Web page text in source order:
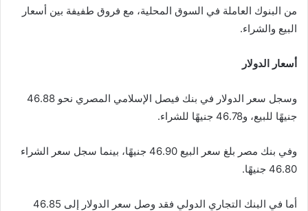
من البنوك العاملة في السوق المحلية، مع فروق طفيفة بين أسعار
البيع والشراء.
أسعار الدولار
وسجل سعر الدولار في بنك فيصل الإسلامي المصري نحو 46.88
جنيهًا للبيع، و46.78 جنيهًا للشراء.
وفي بنك مصر بلغ سعر البيع 46.90 جنيهًا، بينما سجل سعر الشراء
46.80 جنيهًا.
أما في البنك التجاري الدولي فقد وصل سعر الدولار إلى 46.85